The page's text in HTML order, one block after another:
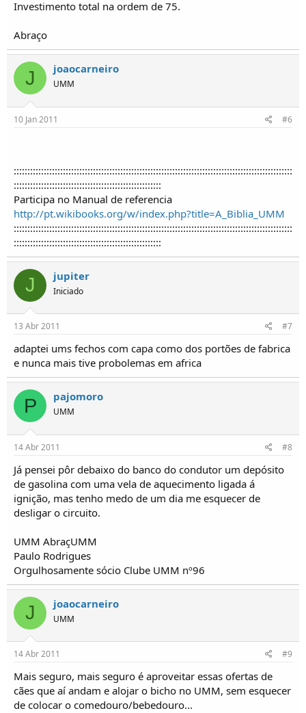
Investimento total na ordem de 75.
Abraço
J joaocarneiro
UMM
10 Jan 2011 #6
::::::::::::::::::::::::::::::::::::::::::::::::::::::::::::::::::::::::::::::::::::::::::::::::::::::
::::::::::::::::::::::::::::::::::::::::::::::::::::::
Participa no Manual de referencia
http://pt.wikibooks.org/w/index.php?title=A_Biblia_UMM
::::::::::::::::::::::::::::::::::::::::::::::::::::::::::::::::::::::::::::::::::::::::::::::::::::::
::::::::::::::::::::::::::::::::::::::::::::::::::::::
J jupiter
Iniciado
13 Abr 2011 #7
adaptei ums fechos com capa como dos portões de fabrica
e nunca mais tive probolemas em africa
P pajomoro
UMM
14 Abr 2011 #8
Já pensei pôr debaixo do banco do condutor um depósito
de gasolina com uma vela de aquecimento ligada á
ignição, mas tenho medo de um dia me esquecer de
desligar o circuito.
UMM AbraçUMM
Paulo Rodrigues
Orgulhosamente sócio Clube UMM nº96
J joaocarneiro
UMM
14 Abr 2011 #9
Mais seguro, mais seguro é aproveitar essas ofertas de
cães que aí andam e alojar o bicho no UMM, sem esquecer
de colocar o comedouro/bebedouro...